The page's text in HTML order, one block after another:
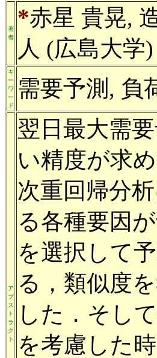
著
者
*赤星 貴晃,
人 (広島大学)
キ
ー
ワ
ー
ド
需要予測, 負
ア
ブ
ス
ト
ラ
ク
ト
翌日最大需
い精度が求
次重回帰分
る各種要因
を選択して
る，類似度
した．そし
を考慮した